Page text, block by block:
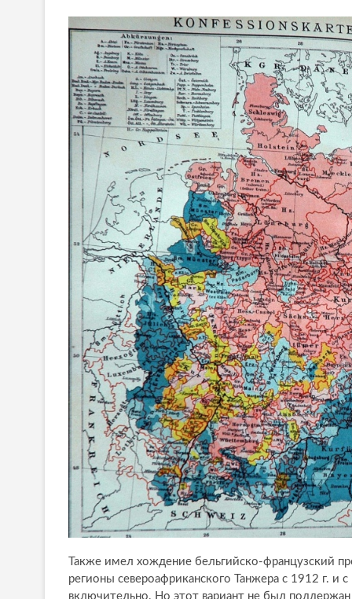
Также имел хождение бельгийско-французский
регионы североафриканского Танжера с 1912 г. и
включительно. Но этот вариант не был